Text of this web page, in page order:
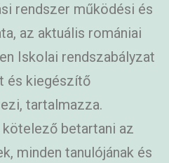
rendszer működési és
az aktuális romániai
Iskolai rendszabályzat
és kiegészítő
tartalmazza.
kötelező betartani az
minden tanulójának és